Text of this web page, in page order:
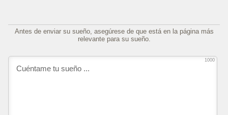
Antes de enviar su sueño, asegúrese de que está en la página más
relevante para su sueño.
1000